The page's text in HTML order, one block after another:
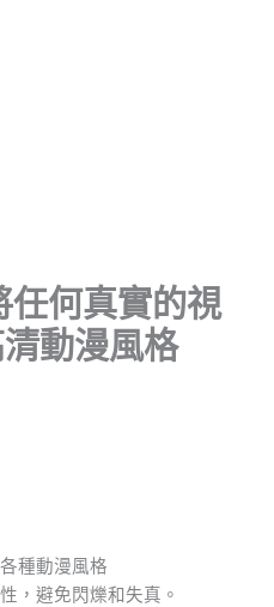
何真實的視
動漫風格
種動漫風格
，避免閃爍和失真。